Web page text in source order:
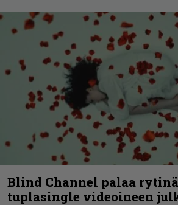
Blind Channel palaa
tuplasingle videoineen